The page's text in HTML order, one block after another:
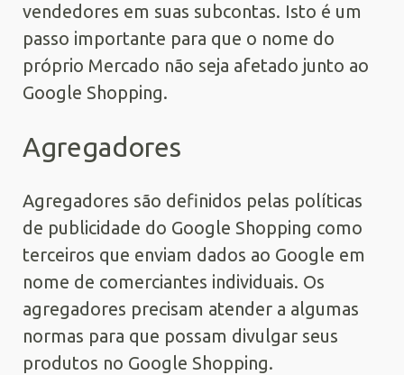
vendedores em suas subcontas. Isto é um
passo importante para que o nome do
próprio Mercado não seja afetado junto ao
Google Shopping.
Agregadores
Agregadores são definidos pelas políticas
de publicidade do Google Shopping como
terceiros que enviam dados ao Google em
nome de comerciantes individuais. Os
agregadores precisam atender a algumas
normas para que possam divulgar seus
produtos no Google Shopping.